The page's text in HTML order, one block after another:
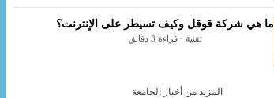
ما هي شركة قوقل وكيف تسيطر على الإنترنت؟
تقنية · قراءة 3 دقائق
المزيد من أخبار الجامعة